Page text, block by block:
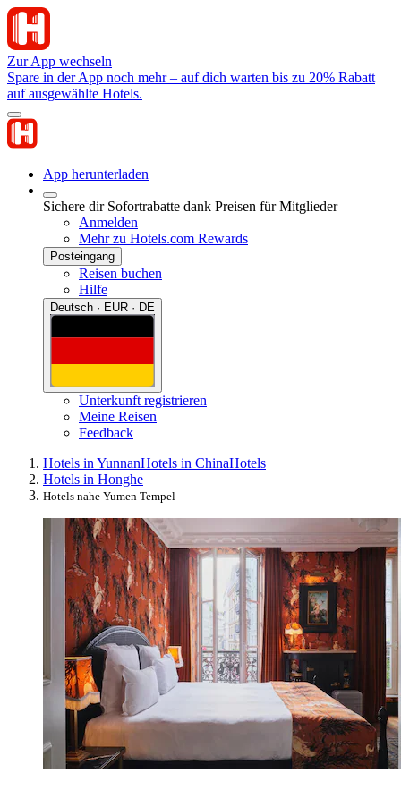
Zur App wechseln
Spare in der App noch mehr – auf dich warten bis zu 20% Rabatt
auf ausgewählte Hotels.
App herunterladen
Sichere dir Sofortrabatte dank Preisen für Mitglieder
Anmelden
Mehr zu Hotels.com Rewards
Posteingang
Reisen buchen
Hilfe
Deutsch · EUR · DE
Unterkunft registrieren
Meine Reisen
Feedback
Hotels in YunnanHotels in ChinaHotels
Hotels in Honghe
Hotels nahe Yumen Tempel